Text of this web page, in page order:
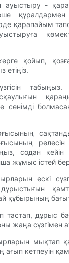
ауыстыру -
қарапайым
қойып,
етіңіз.
табыңыз.
сенімді
содан кейін
жұмыс істей
ескі
құбырының
тастап, дұрыс
жаңа сүзгімен
мықтап
кетпеуін